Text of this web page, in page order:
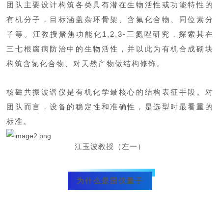
团队主要设计构筑各类具有潜在生物活性或功能特性的
有机分子，目标涵盖杂环骨架、含氟化合物、同位素分
子等。江教授聚焦功能化1,2,3-三氮唑研究，探索其在
三七根腐病防治中的生物活性，并以此为 有机合成砌块
构筑含氮化合物、对天然产物做结构修饰。
核磁共振波谱仪是有机化学最核心的结构表征手段。对
团队而言，设备的稳定性和准确性，是选型时最看重的
标准。
江玉波教授（左一）
为什么是国仪量子